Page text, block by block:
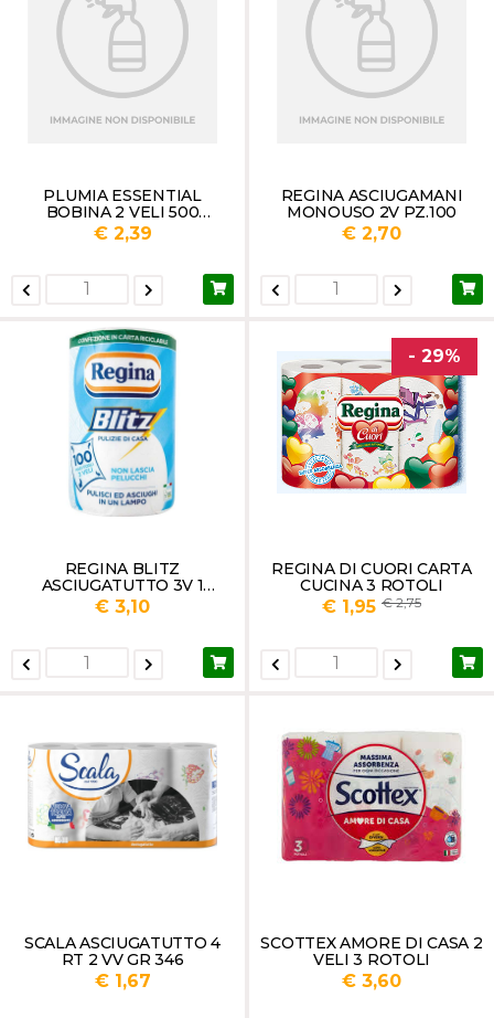
PLUMIA ESSENTIAL
BOBINA 2 VELI 500
STRAPPI GR 700
€ 2,39
REGINA ASCIUGAMANI
MONOUSO 2V PZ.100
€ 2,70
REGINA BLITZ
ASCIUGATUTTO 3V 1
ROTOLO
€ 3,10
- 29%
REGINA DI CUORI CARTA
CUCINA 3 ROTOLI
€ 1,95 2,75
SCALA ASCIUGATUTTO 4
RT 2 VV GR 346
€ 1,67
SCOTTEX AMORE DI CASA 2
VELI 3 ROTOLI
€ 3,60